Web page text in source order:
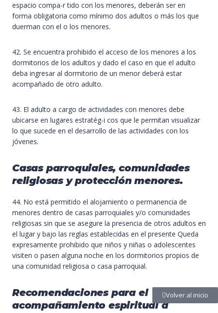
Volver al inicio
espacio compa-r tido con los menores, deberán ser en
forma obligatoria como mínimo dos adultos o más los que
duerman con el o los menores.
42. Se encuentra prohibido el acceso de los menores a los
dormitorios de los adultos y dado el caso en que el adulto
deba ingresar al dormitorio de un menor deberá estar
acompañado de otro adulto.
43. El adulto a cargo de actividades con menores debe
ubicarse en lugares estratég-i cos que le permitan visualizar
lo que sucede en el desarrollo de las actividades con los
jóvenes.
Casas parroquiales, comunidades
religiosas y protección menores.
44. No está permitido el alojamiento o permanencia de
menores dentro de casas parroquiales y/o comunidades
religiosas sin que se asegure la presencia de otros adultos en
el lugar y bajo las reglas establecidas en el presente Queda
expresamente prohibido que niños y niñas o adolescentes
visiten o pasen alguna noche en los dormitorios propios de
una comunidad religiosa o casa parroquial.
Recomendaciones para el
acompañamiento espiritual a